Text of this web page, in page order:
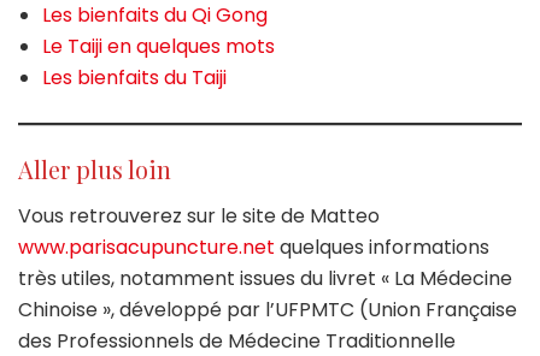
Les bienfaits du Qi Gong
Le Taiji en quelques mots
Les bienfaits du Taiji
Aller plus loin
Vous retrouverez sur le site de Matteo
www.parisacupuncture.net quelques informations
très utiles, notamment issues du livret « La Médecine
Chinoise », développé par l’UFPMTC (Union Française
des Professionnels de Médecine Traditionnelle